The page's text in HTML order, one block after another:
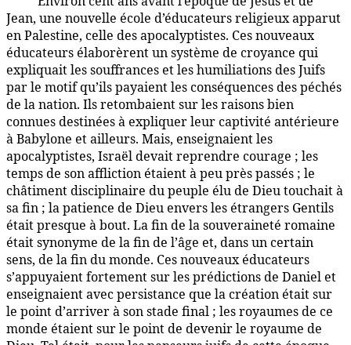
Jean, une nouvelle école d’éducateurs religieux apparut
en Palestine, celle des apocalyptistes. Ces nouveaux
éducateurs élaborèrent un système de croyance qui
expliquait les souffrances et les humiliations des Juifs
par le motif qu’ils payaient les conséquences des péchés
de la nation. Ils retombaient sur les raisons bien
connues destinées à expliquer leur captivité antérieure
à Babylone et ailleurs. Mais, enseignaient les
apocalyptistes, Israël devait reprendre courage ; les
temps de son affliction étaient à peu près passés ; le
châtiment disciplinaire du peuple élu de Dieu touchait à
sa fin ; la patience de Dieu envers les étrangers Gentils
était presque à bout. La fin de la souveraineté romaine
était synonyme de la fin de l’âge et, dans un certain
sens, de la fin du monde. Ces nouveaux éducateurs
s’appuyaient fortement sur les prédictions de Daniel et
enseignaient avec persistance que la création était sur
le point d’arriver à son stade final ; les royaumes de ce
monde étaient sur le point de devenir le royaume de